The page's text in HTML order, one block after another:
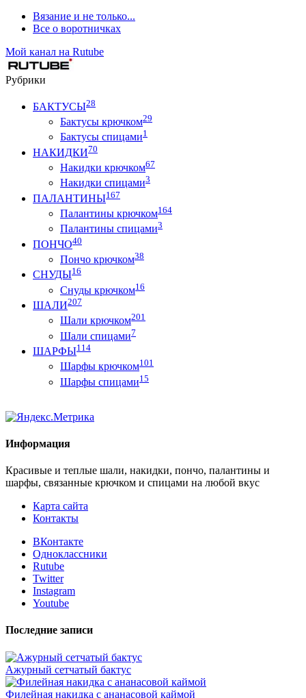
Вязание и не только...
Все о воротничках
Мой канал на Rutube
Рубрики
БАКТУСЫ28
Бактусы крючком29
Бактусы спицами1
НАКИДКИ70
Накидки крючком67
Накидки спицами3
ПАЛАНТИНЫ167
Палантины крючком164
Палантины спицами3
ПОНЧО40
Пончо крючком38
СНУДЫ16
Снуды крючком16
ШАЛИ207
Шали крючком201
Шали спицами7
ШАРФЫ114
Шарфы крючком101
Шарфы спицами15
Информация
Красивые и теплые шали, накидки, пончо, палантины и
шарфы, связанные крючком и спицами на любой вкус
Карта сайта
Контакты
ВКонтакте
Одноклассники
Rutube
Twitter
Instagram
Youtube
Последние записи
Ажурный сетчатый бактус
Филейная накидка с ананасовой каймой